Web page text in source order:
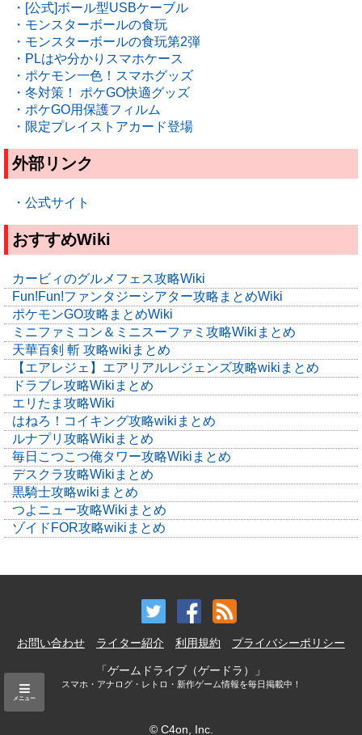
・[公式]ボール型USBケーブル
・モンスターボールの食玩
・モンスターボールの食玩第2弾
・PLはや分かりスマホケース
・ポケモン一色！スマホグッズ
・冬対策！ ポケGO快適グッズ
・ポケGO用保護フィルム
・限定プレイストアカード登場
外部リンク
・公式サイト
おすすめWiki
カービィのグルメフェス攻略Wiki
Fun!Fun!ファンタジーシアター攻略まとめWiki
ポケモンGO攻略まとめWiki
ミニファミコン＆ミニスーファミ攻略Wikiまとめ
天華百剣 斬 攻略wikiまとめ
【エアレジェ】エアリアルレジェンズ攻略wikiまとめ
ドラブレ攻略Wikiまとめ
エリたま攻略Wiki
はねろ！コイキング攻略wikiまとめ
ルナプリ攻略Wikiまとめ
毎日こつこつ俺タワー攻略Wikiまとめ
デスクラ攻略Wikiまとめ
黒騎士攻略wikiまとめ
つよニュー攻略Wikiまとめ
ゾイドFOR攻略wikiまとめ
お問い合わせ ライター紹介 利用規約 プライバシーポリシー
「ゲームドライブ（ゲードラ）」
スマホ・アナログ・レトロ・新作ゲーム情報を毎日掲載中！
© C4on, Inc.
メニュー